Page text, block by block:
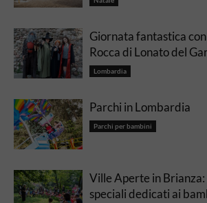
Giornata fantastica
Rocca di Lonato del
Lombardia
Parchi in Lombardia
Parchi per bambini
Ville Aperte in
speciali dedicati ai